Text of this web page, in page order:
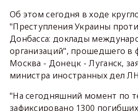
Об этом сегодня в ходе
"Преступления Украины
Донбасса: доклады
организаций", прошедшего в
Москва - Донецк - Луганск,
министра иностранных дел
"На сегодняшний момент по
зафиксировано 1300